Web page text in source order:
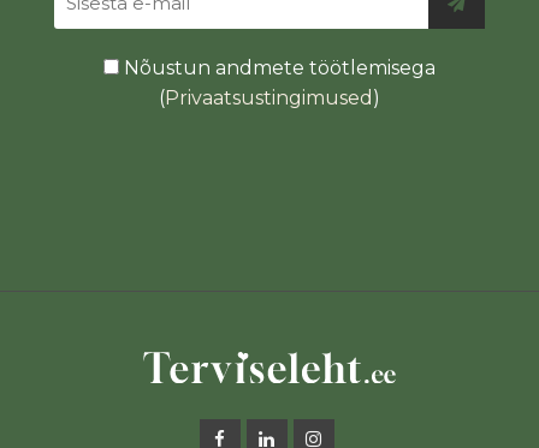
Nõustun andmete töötlemisega
(Privaatsustingimused )